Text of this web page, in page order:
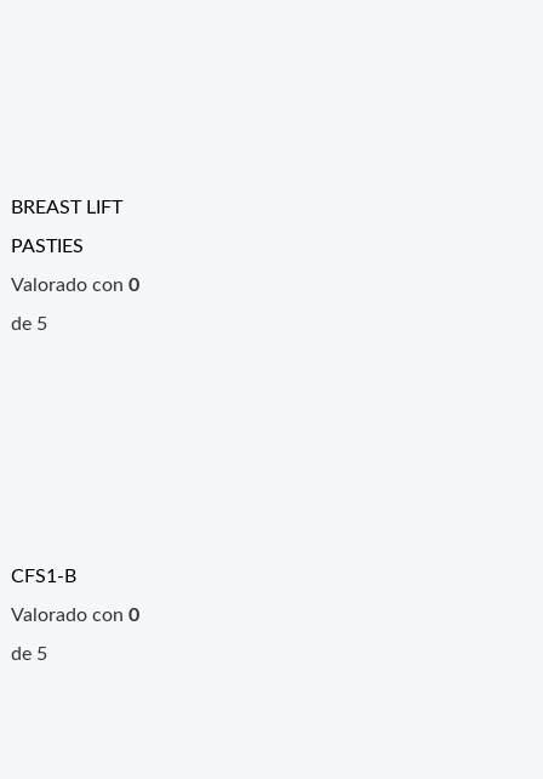
BREAST LIFT
PASTIES
Valorado con 0
de 5
CFS1-B
Valorado con 0
de 5